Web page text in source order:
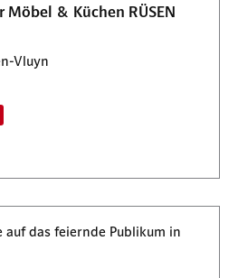
& Küchen RÜSEN
Vluyn